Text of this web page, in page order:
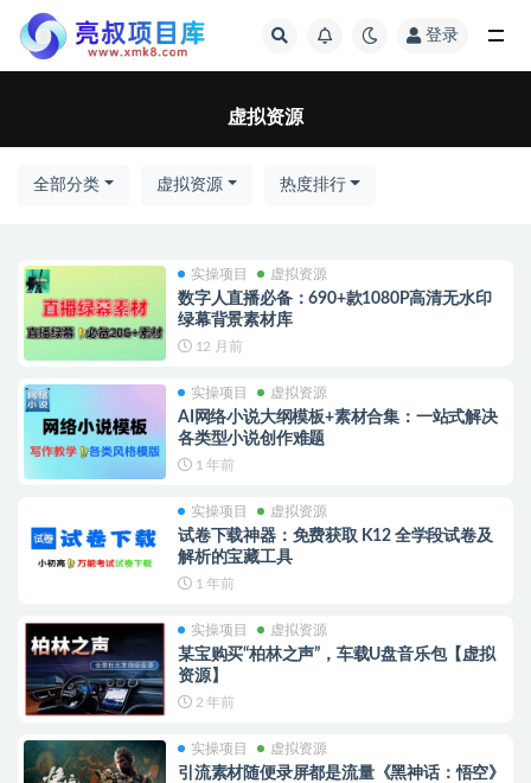
登录
虚拟资源
全部分类 虚拟资源 热度排行
实操项目 虚拟资源
数字人直播必备：690+款1080P高清无水印
绿幕背景素材库
12 月前
实操项目 虚拟资源
AI网络小说大纲模板+素材合集：一站式解决
各类型小说创作难题
1 年前
实操项目 虚拟资源
试卷下载神器：免费获取 K12 全学段试卷及
解析的宝藏工具
1 年前
实操项目 虚拟资源
某宝购买“柏林之声”，车载U盘音乐包【虚拟
资源】
2 年前
实操项目 虚拟资源
引流素材随便录屏都是流量《黑神话：悟空》